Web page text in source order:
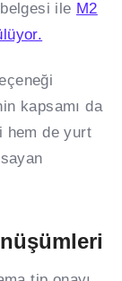
ile M2
kapsamı da
hem de yurt